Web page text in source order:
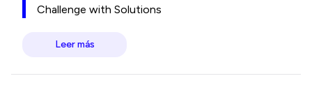
Challenge with Solutions
Leer más